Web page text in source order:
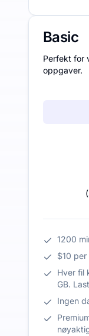
Basic
Perfekt for
oppgaver.
(
1200
$10
Hver fil
GB.
Ingen